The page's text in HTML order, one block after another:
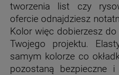
tworzenia list czy
ofercie odnajdziesz n
Kolor więc dobierzesz
Twojego projektu.
samym kolorze co
pozostaną bezpieczne